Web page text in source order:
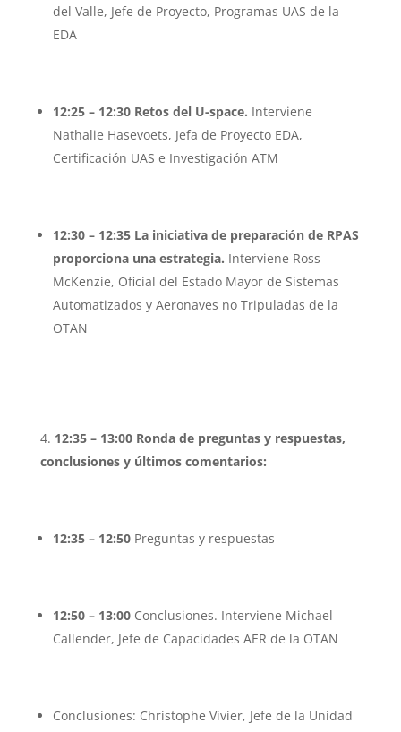
del Valle, Jefe de Proyecto, Programas UAS de la
EDA
12:25 – 12:30 Retos del U-space. Interviene
Nathalie Hasevoets, Jefa de Proyecto EDA,
Certificación UAS e Investigación ATM
12:30 – 12:35 La iniciativa de preparación de RPAS
proporciona una estrategia. Interviene Ross
McKenzie, Oficial del Estado Mayor de Sistemas
Automatizados y Aeronaves no Tripuladas de la
OTAN
12:35 – 13:00 Ronda de preguntas y respuestas,
conclusiones y últimos comentarios:
12:35 – 12:50Preguntas y respuestas
12:50 – 13:00Conclusiones. Interviene Michael
Callender, Jefe de Capacidades AER de la OTAN
Conclusiones: Christophe Vivier, Jefe de la Unidad